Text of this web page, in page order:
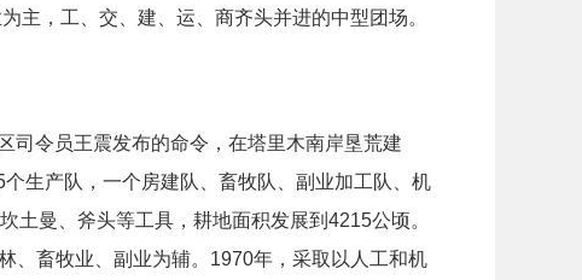
主，工、交、建、运、商齐头并进的中型团场。
司令员王震发布的命令，在塔里木南岸垦荒建
生产队，一个房建队、畜牧队、副业加工队、机
土曼、斧头等工具，耕地面积发展到4215公顷。
、畜牧业、副业为辅。1970年，采取以人工和机